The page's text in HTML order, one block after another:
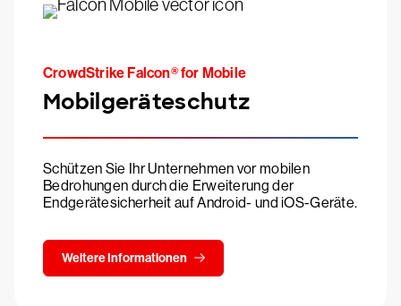
CrowdStrike Falcon® for Mobile
Mobilgeräteschutz
Schützen Sie Ihr Unternehmen vor mobilen
Bedrohungen durch die Erweiterung der
Endgerätesicherheit auf Android- und iOS-Geräte.
Weitere Informationen